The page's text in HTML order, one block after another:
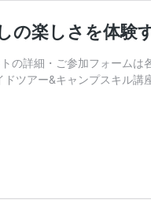
の楽しさを体験
の詳細・ご参加フォーム
ドツアー&キャンプスキル